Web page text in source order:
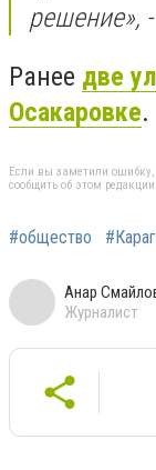
решение»,
Ранее две
Осакаровке.
Если вы заметили
сообщить об этом редакции
#общество
Анар
Журналист